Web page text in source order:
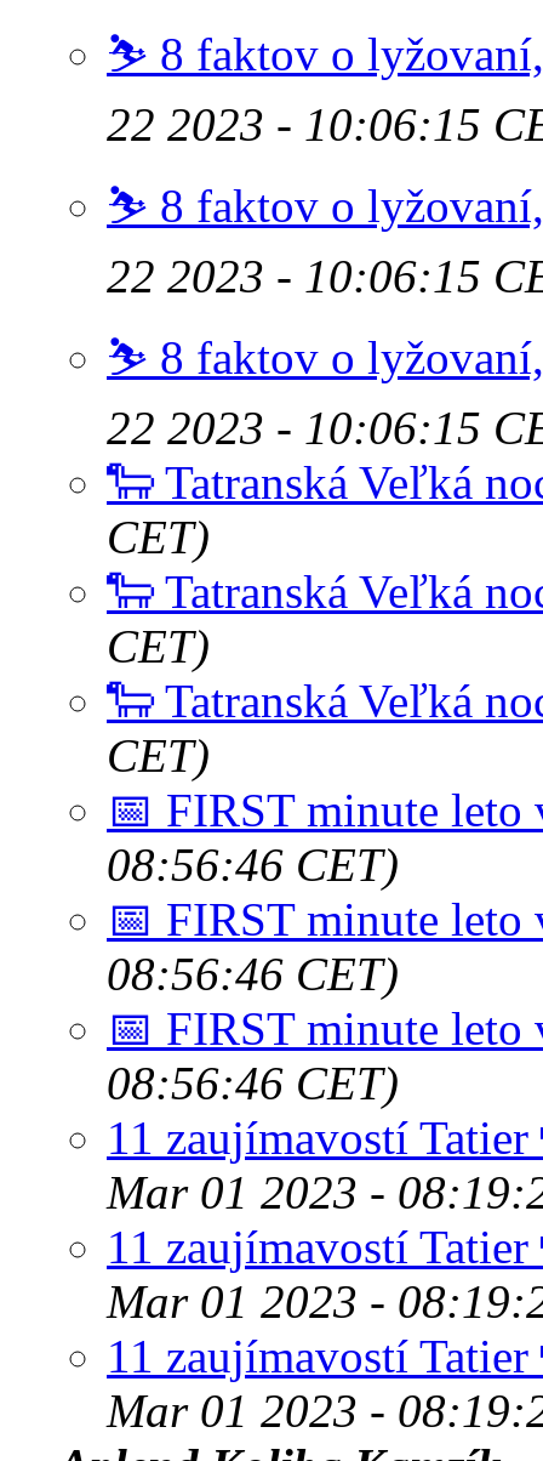
⛷️ 8 faktov o
22 2023 - 10:06:15
⛷️ 8 faktov o
22 2023 - 10:06:15
⛷️ 8 faktov o
22 2023 - 10:06:15
🐑 Tatranská Veľká
CET)
🐑 Tatranská Veľká
CET)
🐑 Tatranská Veľká
CET)
📅 FIRST minute leto
08:56:46 CET)
📅 FIRST minute leto
08:56:46 CET)
📅 FIRST minute leto
08:56:46 CET)
11 zaujímavostí
Mar 01 2023 -
11 zaujímavostí
Mar 01 2023 -
11 zaujímavostí
Mar 01 2023 -